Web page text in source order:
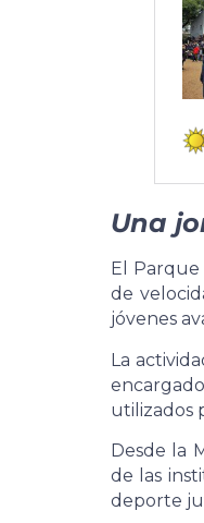
Una
El
de
jóvenes
La
utilizados
Desde la
de las
deporte